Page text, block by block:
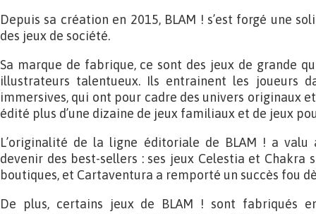
Depuis sa création en 2015, BLAM ! s’est forgé une
des jeux de société.
Sa marque de fabrique, ce sont des jeux de grande
illustrateurs talentueux. Ils entrainent les joueurs
immersives, qui ont pour cadre des univers originaux
édité plus d’une dizaine de jeux familiaux et de jeux
L’originalité de la ligne éditoriale de BLAM ! a
devenir des best-sellers : ses jeux Celestia et Chakra
boutiques, et Cartaventura a remporté un succès fou
De plus, certains jeux de BLAM ! sont fabriqués